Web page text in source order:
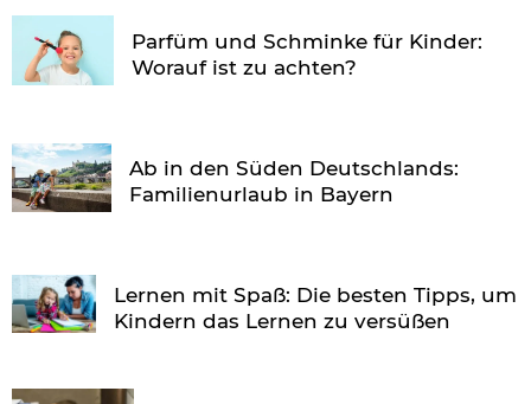
Parfüm und Schminke für Kinder:
Worauf ist zu achten?
Ab in den Süden Deutschlands:
Familienurlaub in Bayern
Lernen mit Spaß: Die besten Tipps, um
Kindern das Lernen zu versüßen